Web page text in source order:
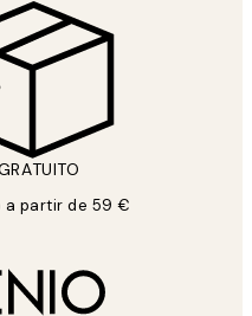
a partir de 59 €